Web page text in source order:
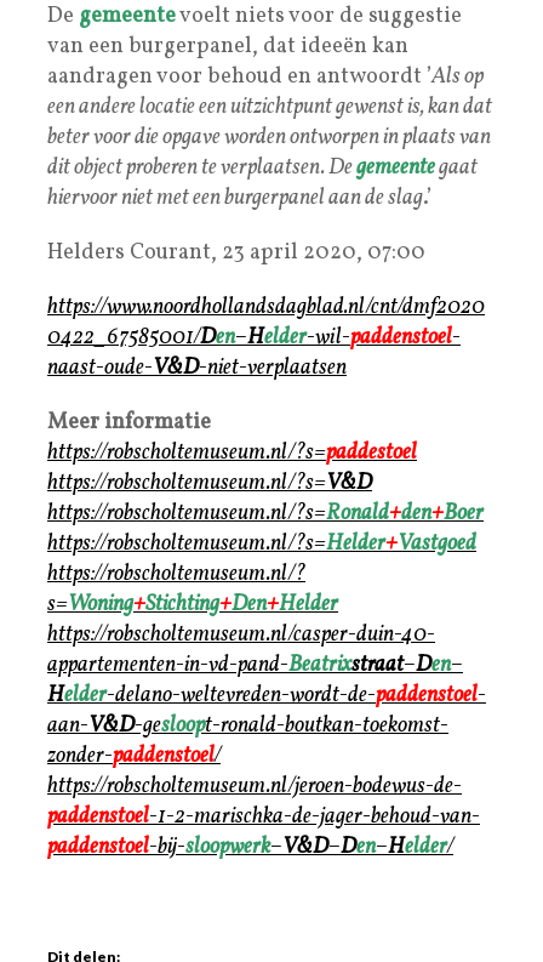
De gemeentevoelt niets voor de suggestie
van een burgerpanel, dat ideeën kan
aandragen voor behoud en antwoordt ’Als op
een andere locatie een uitzichtpunt gewenst is, kan dat
beter voor die opgave worden ontworpen in plaats van
dit object proberen te verplaatsen. Degemeentegaat
hiervoor niet met een burgerpanel aan de slag.’
Helders Courant, 23 april 2020, 07:00
https://www.noordhollandsdagblad.nl/cnt/dmf2020
0422_67585001/Den–Helder-wil-paddenstoel-
naast-oude-V&D-niet-verplaatsen
Meer informatie
https://robscholtemuseum.nl/?s=paddestoel
https://robscholtemuseum.nl/?s=V&D
https://robscholtemuseum.nl/?s=Ronald+den+Boer
https://robscholtemuseum.nl/?s=Helder+Vastgoed
https://robscholtemuseum.nl/?
s=Woning+Stichting+Den+Helder
https://robscholtemuseum.nl/casper-duin-40-
appartementen-in-vd-pand-Beatrixstraat–Den–
Helder-delano-weltevreden-wordt-de-paddenstoel-
aan-V&D-gesloopt-ronald-boutkan-toekomst-
zonder-paddenstoel/
https://robscholtemuseum.nl/jeroen-bodewus-de-
paddenstoel-1-2-marischka-de-jager-behoud-van-
paddenstoel-bij-sloopwerk–V&D–Den–Helder/
Dit delen: